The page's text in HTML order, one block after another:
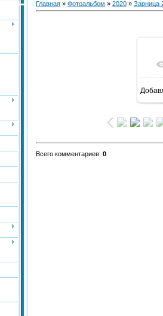
Главная » Фотоальбом » 2020 » Зарница
Всего комментариев: 0